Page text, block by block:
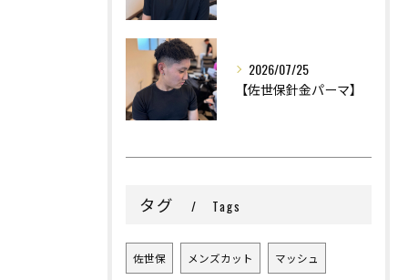
2026/07/25
【佐世保針金パーマ】
タグ Tags
佐世保 メンズカット マッシュ